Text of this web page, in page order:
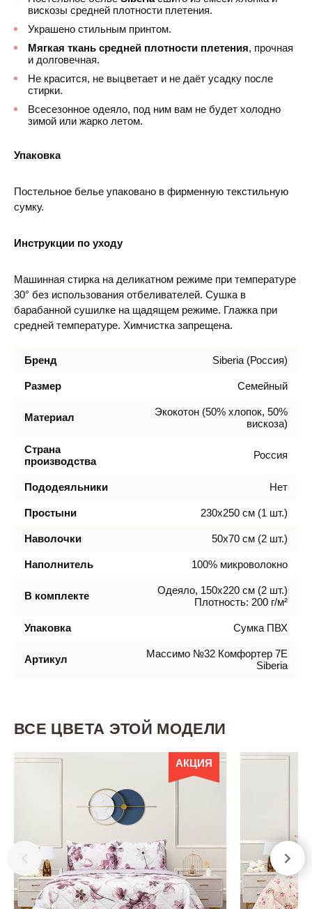
вискозы средней плотности плетения.
Украшено стильным принтом.
Мягкая ткань средней плотности плетения, прочная
и долговечная.
Не красится, не выцветает и не даёт усадку после
стирки.
Всесезонное одеяло, под ним вам не будет холодно
зимой или жарко летом.
Упаковка
Постельное белье упаковано в фирменную текстильную
сумку.
Инструкции по уходу
Машинная стирка на деликатном режиме при температуре
30° без использования отбеливателей. Сушка в
барабанной сушилке на щадящем режиме. Глажка при
средней температуре. Химчистка запрещена.
Бренд Siberia (Россия)
Размер Семейный
Материал
Экокотон (50% хлопок, 50%
вискоза)
Страна
производства
Россия
Пододеяльники Нет
Простыни 230х250 см (1 шт.)
Наволочки 50х70 см (2 шт.)
Наполнитель 100% микроволокно
В комплекте
Одеяло, 150х220 см (2 шт.)
Плотность: 200 г/м²
Упаковка Сумка ПВХ
Артикул
Массимо №32 Комфортер 7Е
Siberia
ВСЕ ЦВЕТА ЭТОЙ МОДЕЛИ
АКЦИЯ